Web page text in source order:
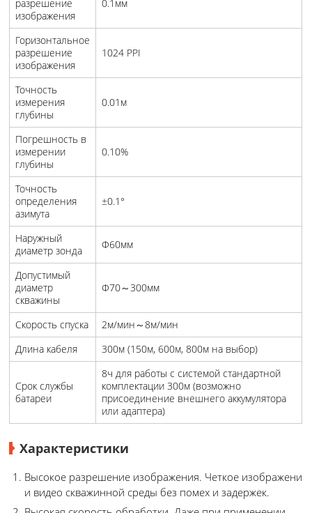
разрешение
изображения
0.1мм
Горизонтальное
разрешение
изображения
1024 PPI
Точность
измерения
глубины
0.01м
Погрешность в
измерении
глубины
0.10%
Точность
определения
азимута
±0.1°
Наружный
диаметр зонда
Φ60мм
Допустимый
диаметр
скважины
Φ70～300мм
Скорость спуска
2м/мин～8м/мин
Длина кабеля
300м (150м, 600м, 800м на выбор)
Срок службы
батареи
8ч для работы с системой стандартной
комплектации 300м (возможно
присоединение внешнего аккумулятора
или адаптера)
Характеристики
Высокое разрешение изображения. Четкое изображение
и видео скважинной среды без помех и задержек.